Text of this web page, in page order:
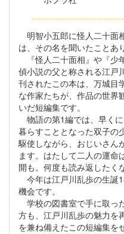
明智小五郎に怪人二十面
は、その名を聞いたことあ
『怪人二十面相』や『少
偵小説の父と称される江戸
刊されたこの本は、万城目
な作家たちが、作品の世界
いだ短編集です。
物語の第1編では、早く
暮らすこととなった双子の
駆使しながら、おじいさん
ます。はたして二人の運命
開も。何度も読み返したく
今年は江戸川乱歩の生誕
機会です。
学校の図書室で手に取っ
方も、江戸川乱歩の魅力を
を兼ね備えたこの短編集を